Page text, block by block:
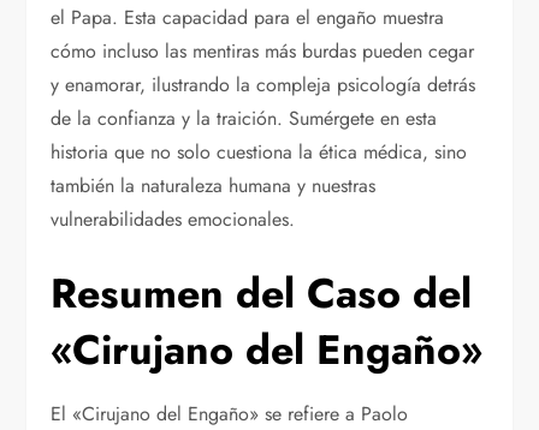
el Papa. Esta capacidad para el engaño muestra
cómo incluso las mentiras más burdas pueden cegar
y enamorar, ilustrando la compleja psicología detrás
de la confianza y la traición. Sumérgete en esta
historia que no solo cuestiona la ética médica, sino
también la naturaleza humana y nuestras
vulnerabilidades emocionales.
Resumen del Caso del
«Cirujano del Engaño»
El «Cirujano del Engaño» se refiere a Paolo